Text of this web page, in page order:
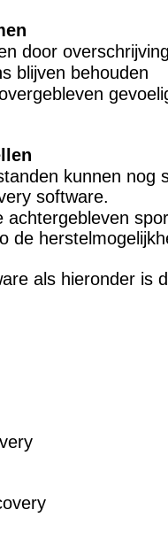
door
blijven behouden
kunnen nog
software.
achtergebleven
de
als hieronder is